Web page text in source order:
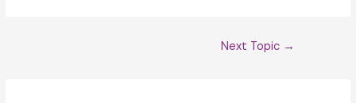
Next Topic →